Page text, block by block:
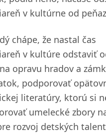
v kultúrne od
chápe, že nastal čas
v kultúre odstaviť
opravu hradov a
podporovať
literatúry, ktorú si
umelecké zbory
rozvoj detských